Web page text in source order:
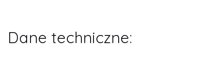
Dane techniczne: